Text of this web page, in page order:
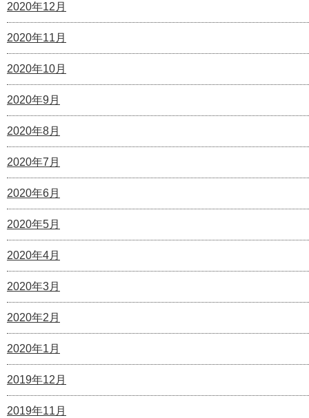
2020年12月
2020年11月
2020年10月
2020年9月
2020年8月
2020年7月
2020年6月
2020年5月
2020年4月
2020年3月
2020年2月
2020年1月
2019年12月
2019年11月